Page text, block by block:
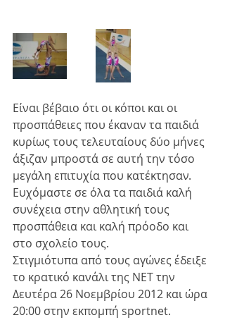
Είναι βέβαιο ότι οι κόποι και οι
προσπάθειες που έκαναν τα παιδιά
κυρίως τους τελευταίους δύο μήνες
άξιζαν μπροστά σε αυτή την τόσο
μεγάλη επιτυχία που κατέκτησαν.
Ευχόμαστε σε όλα τα παιδιά καλή
συνέχεια στην αθλητική τους
προσπάθεια και καλή πρόοδο και
στο σχολείο τους.
Στιγμιότυπα από τους αγώνες έδειξε
το κρατικό κανάλι της ΝΕΤ την
Δευτέρα 26 Νοεμβρίου 2012 και ώρα
20:00 στην εκπομπή sportnet.